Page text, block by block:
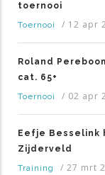
toernooi
Toernooi
/ 12 apr
Roland
cat. 65+
Toernooi
/ 02 apr
Eefje Besselink
Zijderveld
Training
/ 27 mrt